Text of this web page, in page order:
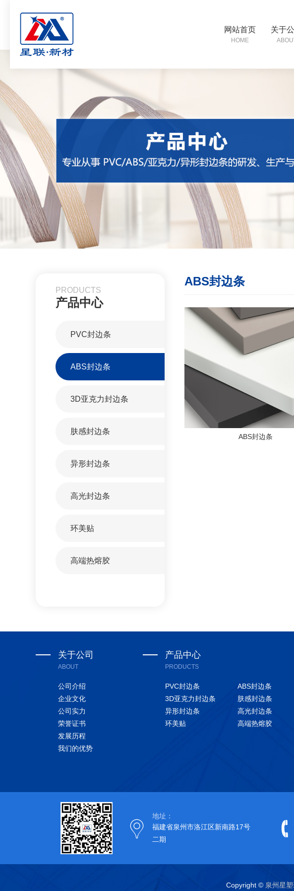
网站首页
HOME
关于
PRODUCTS
产品中心
PVC封边条
ABS封边条
3D亚克力封边条
肤感封边条
异形封边条
高光封边条
环美贴
高端热熔胶
ABS封边条
ABS封边条
关于公司
ABOUT
公司介绍
企业文化
公司实力
荣誉证书
发展历程
我们的优势
产品中心
PRODUCTS
PVC封边条
ABS封边条
3D亚克力封边条
肤感封边条
异形封边条
高光封边条
环美贴
高端热熔胶
地址：
福建省泉州市洛江区新南路17号
二期
Copyright © 泉州星